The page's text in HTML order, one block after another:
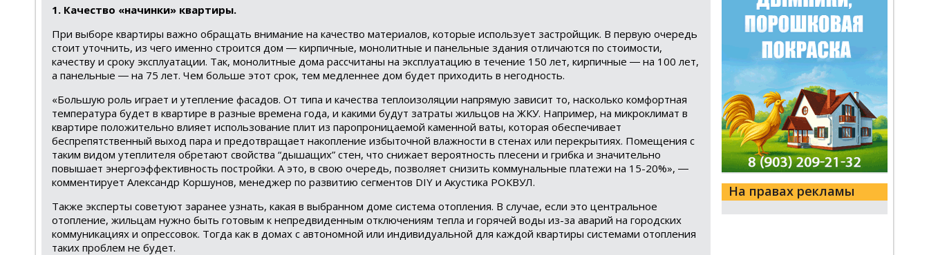
1. Качество «начинки» квартиры.
При выборе квартиры важно обращать внимание на качество материалов, которые использует застройщик. В первую очередь
стоит уточнить, из чего именно строится дом ― кирпичные, монолитные и панельные здания отличаются по стоимости,
качеству и сроку эксплуатации. Так, монолитные дома рассчитаны на эксплуатацию в течение 150 лет, кирпичные ― на 100 лет,
а панельные ― на 75 лет. Чем больше этот срок, тем медленнее дом будет приходить в негодность.
«Большую роль играет и утепление фасадов. От типа и качества теплоизоляции напрямую зависит то, насколько комфортная
температура будет в квартире в разные времена года, и какими будут затраты жильцов на ЖКУ. Например, на микроклимат в
квартире положительно влияет использование плит из паропроницаемой каменной ваты, которая обеспечивает
беспрепятственный выход пара и предотвращает накопление избыточной влажности в стенах или перекрытиях. Помещения с
таким видом утеплителя обретают свойства “дышащих” стен, что снижает вероятность плесени и грибка и значительно
повышает энергоэффективность постройки. А это, в свою очередь, позволяет снизить коммунальные платежи на 15-20%», ―
комментирует Александр Коршунов, менеджер по развитию сегментов DIY и Акустика РОКВУЛ.
Также эксперты советуют заранее узнать, какая в выбранном доме система отопления. В случае, если это центральное
отопление, жильцам нужно быть готовым к непредвиденным отключениям тепла и горячей воды из-за аварий на городских
коммуникациях и опрессовок. Тогда как в домах с автономной или индивидуальной для каждой квартиры системами отопления
таких проблем не будет.
На правах рекламы